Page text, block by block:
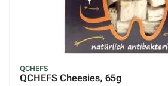
QCHEFS
QCHEFS Cheesies, 65g